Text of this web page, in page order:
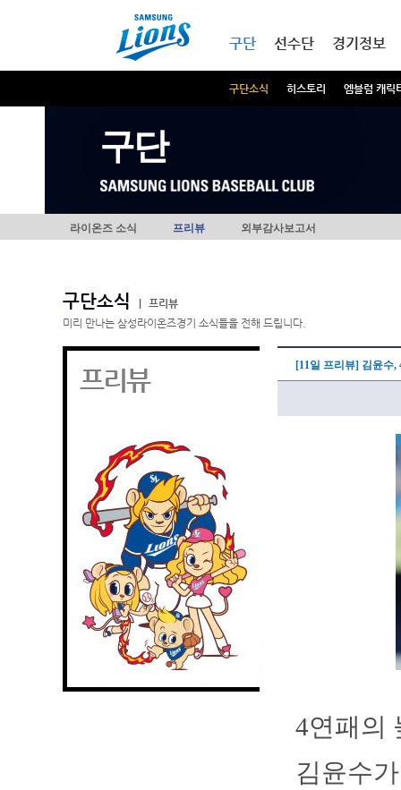
구단
구단소식 히스토리 엠블럼 캐릭
선수단 경기정보
구단
라이온즈 소식 프리뷰 외부감사보고서
구단소식
프리뷰
미리 만나는 삼성라이온즈경기 소식들을 전해 드립니다.
프리뷰 [11일 프리뷰] 김윤수
4연패의
김윤수